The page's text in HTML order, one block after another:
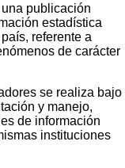
publicación
estadística
referente a
de carácter
se realiza bajo
y manejo,
de información
instituciones